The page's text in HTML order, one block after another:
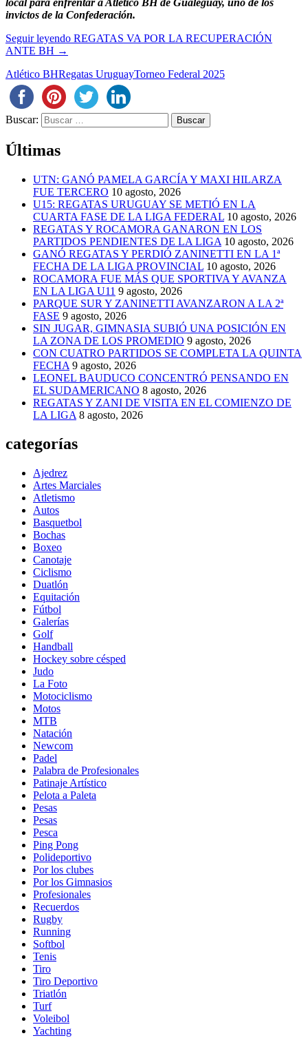
invictos de la Confederación.
Seguir leyendo REGATAS VA POR LA RECUPERACIÓN
ANTE BH →
Atlético BHRegatas UruguayTorneo Federal 2025
Buscar:
Últimas
UTN: GANÓ PAMELA GARCÍA Y MAXI HILARZA
FUE TERCERO 10 agosto, 2026
U15: REGATAS URUGUAY SE METIÓ EN LA
CUARTA FASE DE LA LIGA FEDERAL 10 agosto, 2026
REGATAS Y ROCAMORA GANARON EN LOS
PARTIDOS PENDIENTES DE LA LIGA 10 agosto, 2026
GANÓ REGATAS Y PERDIÓ ZANINETTI EN LA 1ª
FECHA DE LA LIGA PROVINCIAL 10 agosto, 2026
ROCAMORA FUE MÁS QUE SPORTIVA Y AVANZA
EN LA LIGA U11 9 agosto, 2026
PARQUE SUR Y ZANINETTI AVANZARON A LA 2ª
FASE 9 agosto, 2026
SIN JUGAR, GIMNASIA SUBIÓ UNA POSICIÓN EN
LA ZONA DE LOS PROMEDIO 9 agosto, 2026
CON CUATRO PARTIDOS SE COMPLETA LA QUINTA
FECHA 9 agosto, 2026
LEONEL BAUDUCO CONCENTRÓ PENSANDO EN
EL SUDAMERICANO 8 agosto, 2026
REGATAS Y ZANI DE VISITA EN EL COMIENZO DE
LA LIGA 8 agosto, 2026
categorías
Ajedrez
Artes Marciales
Atletismo
Autos
Basquetbol
Bochas
Boxeo
Canotaje
Ciclismo
Duatlón
Equitación
Fútbol
Galerías
Golf
Handball
Hockey sobre césped
Judo
La Foto
Motociclismo
Motos
MTB
Natación
Newcom
Padel
Palabra de Profesionales
Patinaje Artístico
Pelota a Paleta
Pesas
Pesas
Pesca
Ping Pong
Polideportivo
Por los clubes
Por los Gimnasios
Profesionales
Recuerdos
Rugby
Running
Softbol
Tenis
Tiro
Tiro Deportivo
Triatlón
Turf
Voleibol
Yachting